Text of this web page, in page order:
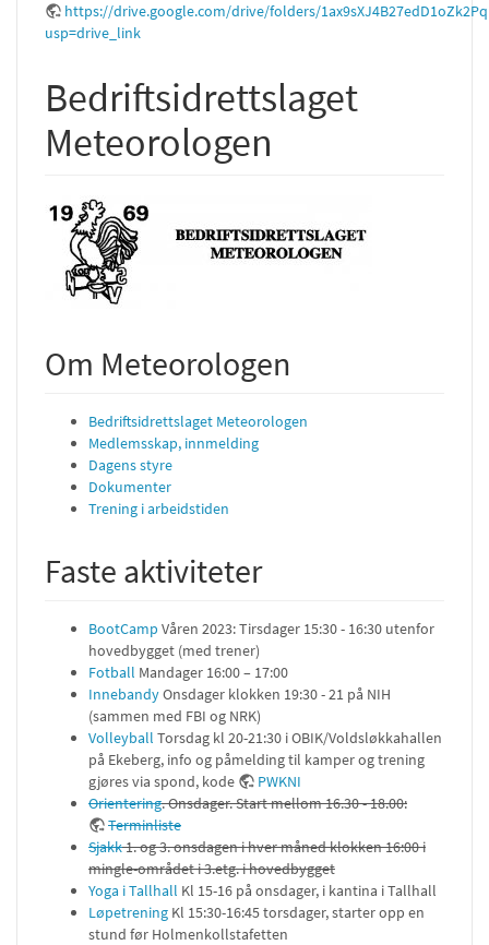
https://drive.google.com/drive/folders/
usp=drive_link
Bedriftsidrettslaget
Meteorologen
Om Meteorologen
Bedriftsidrettslaget Meteorologen
Medlemsskap, innmelding
Dagens styre
Dokumenter
Trening i arbeidstiden
Faste aktiviteter
BootCamp Våren 2023: Tirsdager 15:30 - 16:30 utenfor
hovedbygget (med trener)
Fotball Mandager 16:00 – 17:00
InnebandyOnsdager klokken 19:30 - 21 på NIH
(sammen med FBI og NRK)
Volleyball Torsdag kl 20-21:30 i OBIK/Voldsløkkahallen
på Ekeberg, info og påmelding til kamper og trening
gjøres via spond, kode
PWKNI
Orientering. Onsdager. Start mellom 16.30 - 18.00:
Terminliste
Sjakk1. og 3. onsdagen i hver måned klokken 16:00 i
mingle-området i 3.etg. i hovedbygget
Yoga i Tallhall Kl 15-16 på onsdager, i kantina i Tallhall
Løpetrening Kl 15:30-16:45 torsdager, starter opp en
stund før Holmenkollstafetten